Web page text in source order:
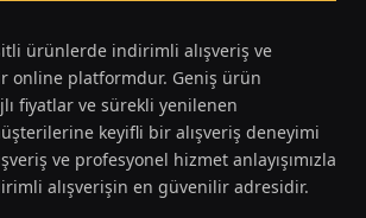
ürünlerde indirimli alışveriş ve
online platformdur. Geniş ürün
fiyatlar ve sürekli yenilenen
keyifli bir alışveriş deneyimi
ve profesyonel hizmet anlayışımızla
alışverişin en güvenilir adresidir.